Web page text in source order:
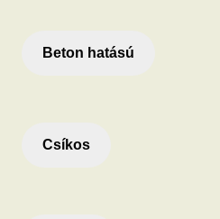
Beton hatású
Csíkos